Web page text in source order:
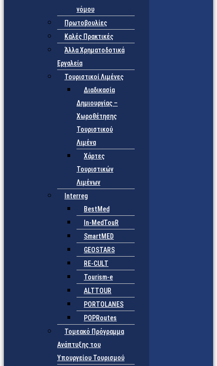
νόμου
Πρωτοβουλίες
Καλές Πρακτικές
Άλλα Χρηματοδοτικά
Εργαλεία
Τουριστικοί Λιμένες
Διαδικασία
Δημιουργίας –
Χωροθέτησης
Τουριστικού
Λιμένα
Χάρτες
Τουριστικών
Λιμένων
Interreg
BestMed
In-MedTouR
SmartMED
GEOSTARS
RE-CULT
Tourism-e
ALTTOUR
PORTOLANES
POPRoutes
Τομεακό Πρόγραμμα
Ανάπτυξης του
Υπουργείου Τουρισμού